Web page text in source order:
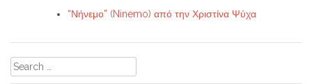
“Νήνεμο” (Ninemo) από την Χριστίνα Ψύχα
Search
for: